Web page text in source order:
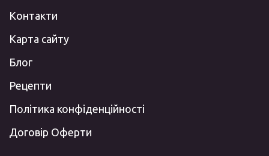
Контакти
Карта сайту
Блог
Рецепти
Політика конфіденційності
Договір Оферти